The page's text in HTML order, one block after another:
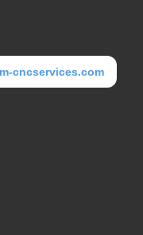
cncservices.com